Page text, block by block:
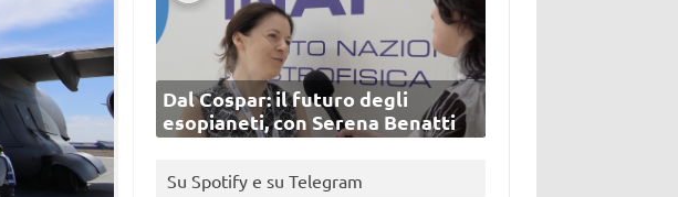
Dal Cospar: il futuro degli
esopianeti, con Serena Benatti
Su Spotify e su Telegram